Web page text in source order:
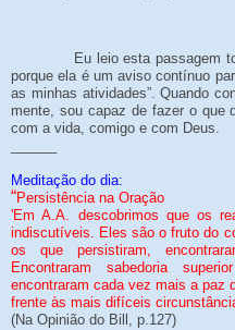
Eu leio esta passagem
porque ela é um aviso contínuo
as minhas atividades”. Quando
mente, sou capaz de fazer o que
com a vida, comigo e com Deus.
Meditação do dia:
“Persistência na Oração
'Em A.A. descobrimos que os
indiscutíveis. Eles são o fruto do
os que persistiram,
Encontraram sabedoria
encontraram cada vez mais a paz
frente às mais difíceis
(Na Opinião do Bill, p.127)